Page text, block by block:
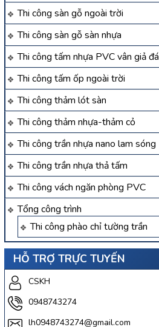
Thi công sàn gỗ ngoài trời
Thi công sàn gỗ sàn nhựa
Thi công tấm nhựa PVC vân giả đá
Thi công tấm ốp ngoài trời
Thi công thảm lót sàn
Thi công thảm nhựa-thảm cỏ
Thi công trần nhựa nano lam sóng
Thi công trần nhựa thả tấm
Thi công vách ngăn phòng PVC
Tổng công trình
Thi công phào chỉ tường trần
HỖ TRỢ TRỰC TUYẾN
CSKH
0948743274
lh0948743274@gmail.com